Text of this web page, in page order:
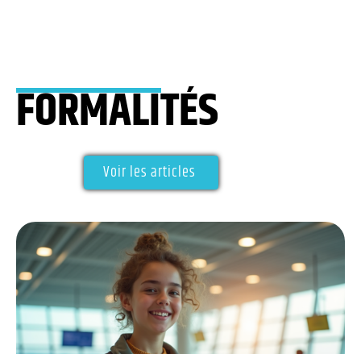
FORMALITÉS
Voir les articles